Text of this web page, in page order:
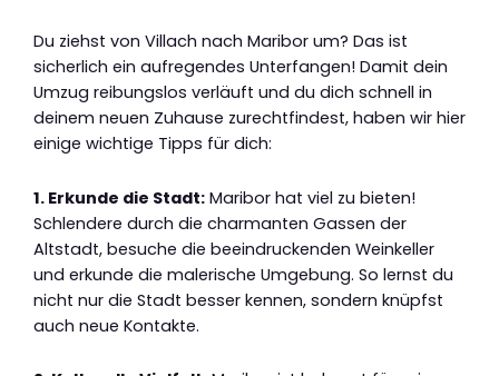
Du ziehst von Villach nach Maribor um? Das ist
sicherlich ein aufregendes Unterfangen! Damit dein
Umzug reibungslos verläuft und du dich schnell in
deinem neuen Zuhause zurechtfindest, haben wir hier
einige wichtige Tipps für dich:
1. Erkunde die Stadt: Maribor hat viel zu bieten!
Schlendere durch die charmanten Gassen der
Altstadt, besuche die beeindruckenden Weinkeller
und erkunde die malerische Umgebung. So lernst du
nicht nur die Stadt besser kennen, sondern knüpfst
auch neue Kontakte.